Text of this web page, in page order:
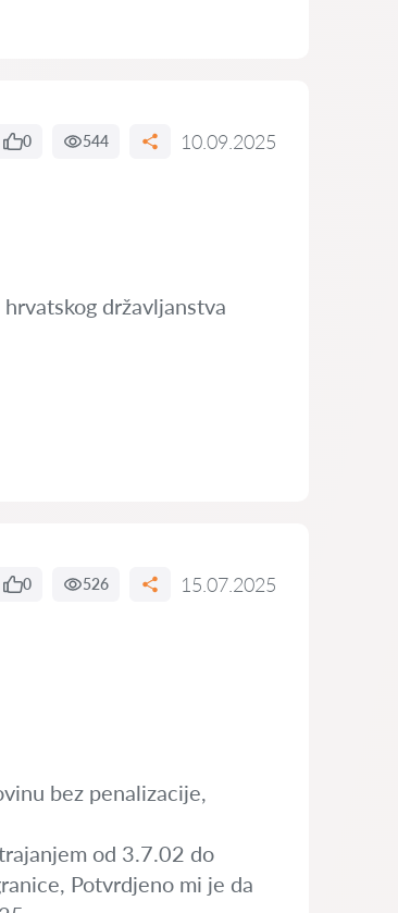
0 544 10.09.2025
državljanstva
0 526 15.07.2025
bez penalizacije,
od 3.7.02 do
Potvrdjeno mi je da